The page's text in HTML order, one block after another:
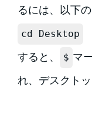
るには、以下
cd Desktop
すると、 $ マ
れ、デスクト